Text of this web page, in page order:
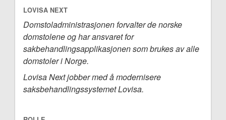
LOVISA NEXT
Domstoladministrasjonen forvalter de norske
domstolene og har ansvaret for
sakbehandlingsapplikasjonen som brukes av alle
domstoler i Norge.
Lovisa Next jobber med å modernisere
saksbehandlingssystemet Lovisa.